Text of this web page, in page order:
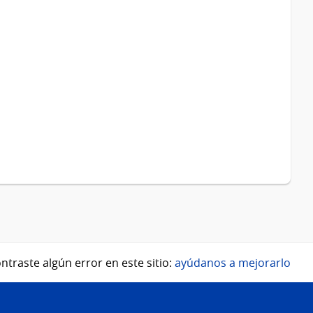
algún error en este sitio: ayúdanos a mejorarlo